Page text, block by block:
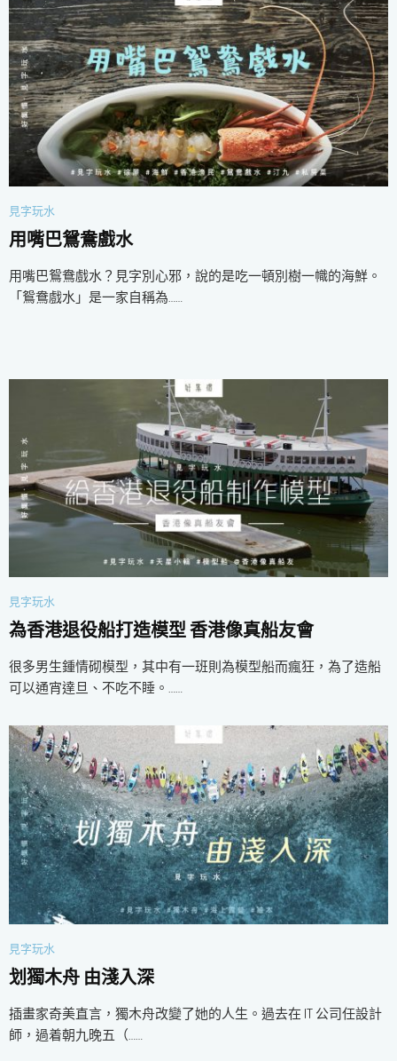
見字玩水
用嘴巴鴛鴦戲水
用嘴巴鴛鴦戲水？見字別心邪，說的是吃一頓別樹一幟的海鮮。
「鴛鴦戲水」是一家自稱為……
見字玩水
為香港退役船打造模型 香港像真船友會
很多男生鍾情砌模型，其中有一班則為模型船而瘋狂，為了造船
可以通宵達旦、不吃不睡。……
見字玩水
划獨木舟 由淺入深
插畫家奇美直言，獨木舟改變了她的人生。過去在 IT 公司任設計
師，過着朝九晚五（……